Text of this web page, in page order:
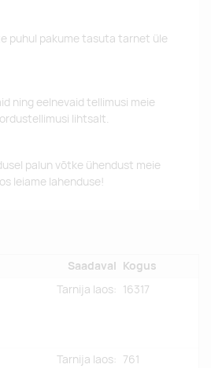
puhul pakume tasuta tarnet üle
ning eelnevaid tellimusi meie
lihtsalt.
palun võtke ühendust meie
leiame lahenduse!
Saadaval Kogus
Tarnija laos: 16317
Tarnija laos: 761